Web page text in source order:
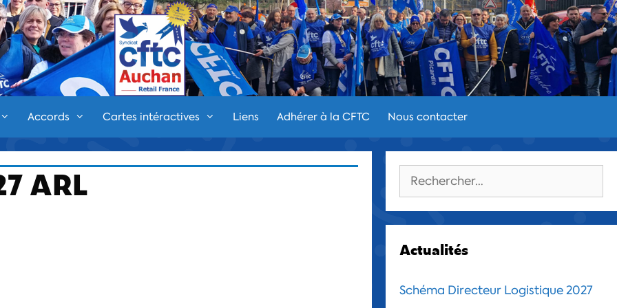
Accords Cartes intéractives Liens Adhérer à la CFTC Nous contacter
ARL Rechercher :
Actualités
Schéma Directeur Logistique 2027